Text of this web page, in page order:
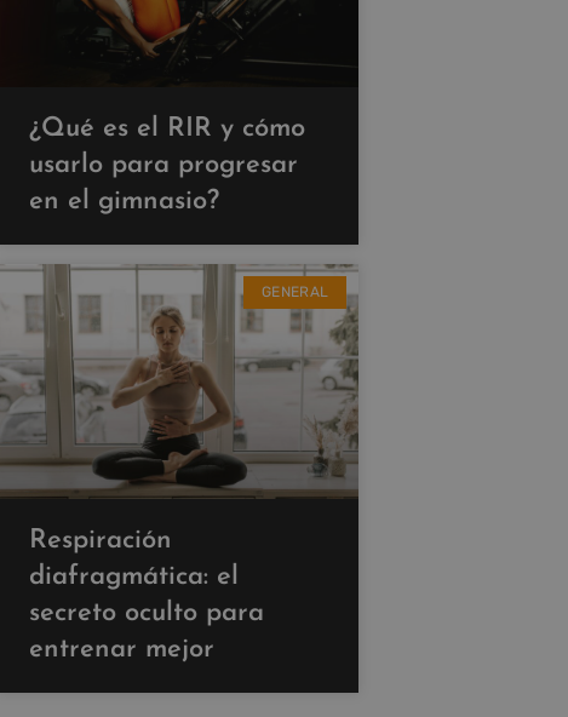
¿Qué es el RIR y cómo
usarlo para progresar
en el gimnasio?
GENERAL
Respiración
diafragmática: el
secreto oculto para
entrenar mejor